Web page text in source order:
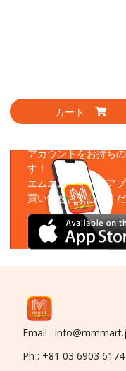
カート
アカウントをお持ち
す！
エムエムーマートア
買い物をお楽しみくだ
Email :
Ph : +81 03 6903 6174